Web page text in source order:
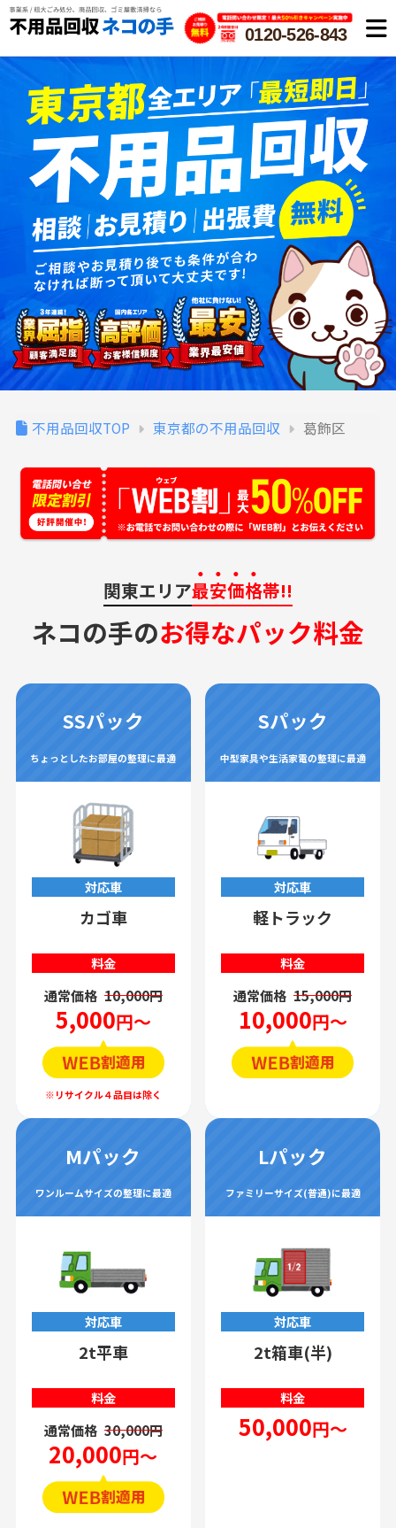
0120-526-843
不用品回収TOP 東京都の不用品回収 葛飾区
関東エリア最安価格帯!!
ネコの手のお得なパック料金
SSパック
ちょっとしたお部屋の整理に最適
対応車
カゴ車
料金
通常価格 10,000円
5,000円～
Sパック
中型家具や生活家電の整理に最適
対応車
軽トラック
料金
通常価格 15,000円
10,000円～
Mパック
ワンルームサイズの整理に最適
対応車
2t平車
料金
通常価格 30,000円
20,000円～
Lパック
ファミリーサイズ(普通)に最適
対応車
2t箱車(半)
料金
50,000円～